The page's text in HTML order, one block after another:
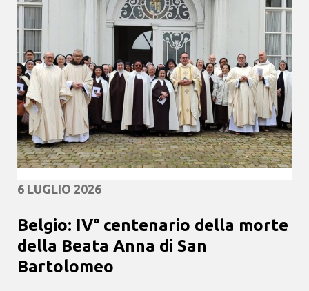
6 LUGLIO 2026
Belgio: IV° centenario della morte
della Beata Anna di San
Bartolomeo